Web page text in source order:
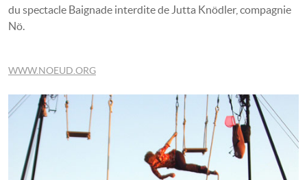
du spectacle Baignade interdite de Jutta Knödler, compagnie
Nö.
WWW.NOEUD.ORG